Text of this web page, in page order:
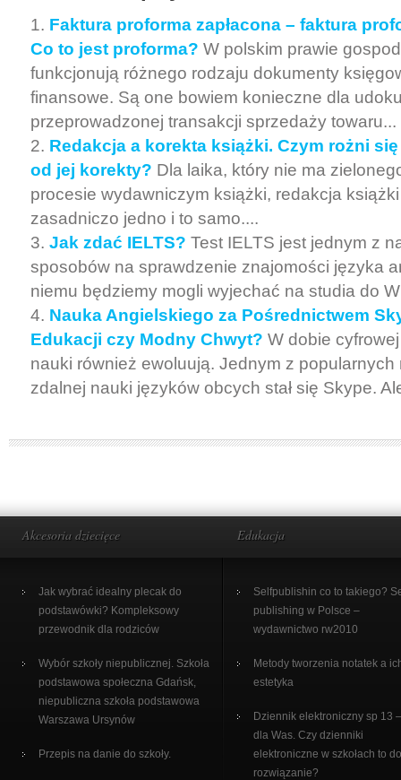
Faktura proforma zapłacona – faktura
Co to jest proforma? W polskim prawie
funkcjonują różnego rodzaju dokumenty
finansowe. Są one bowiem konieczne dla
przeprowadzonej transakcji sprzedaży towaru...
Redakcja a korekta książki. Czym rożni
od jej korekty? Dla laika, który nie ma
procesie wydawniczym książki, redakcja
zasadniczo jedno i to samo....
Jak zdać IELTS? Test IELTS jest jednym z
sposobów na sprawdzenie znajomości języka
niemu będziemy mogli wyjechać na studia do
Nauka Angielskiego za Pośrednictwem
Edukacji czy Modny Chwyt? W dobie
nauki również ewoluują. Jednym z popularnych
zdalnej nauki języków obcych stał się Skype.
Akcesoria dziecięce
Jak wybrać idealny plecak do
podstawówki? Kompleksowy
przewodnik dla rodziców
Wybór szkoły niepublicznej. Szkoła
podstawowa społeczna Gdańsk,
niepubliczna szkoła podstawowa
Warszawa Ursynów
Przepis na danie do szkoły.
Edukacja
Selfpublishin co to takiego?
publishing w Polsce –
wydawnictwo rw2010
Metody tworzenia notatek a
estetyka
Dziennik elektroniczny sp 13
dla Was. Czy dzienniki
elektroniczne w szkołach to
rozwiązanie?